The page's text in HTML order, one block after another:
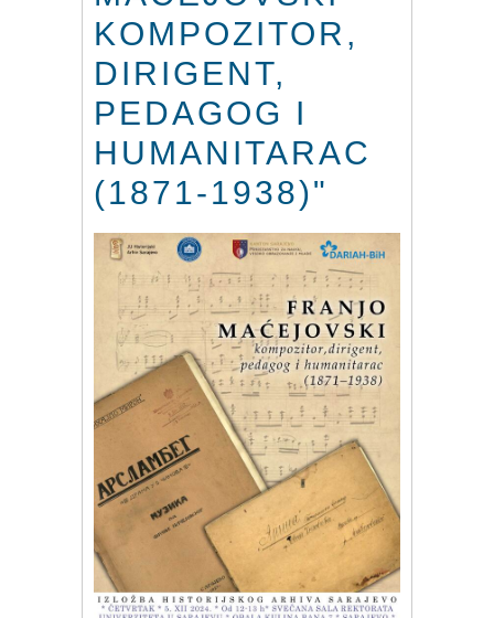
KOMPOZITOR,
DIRIGENT,
PEDAGOG I
HUMANITARAC
(1871-1938)"